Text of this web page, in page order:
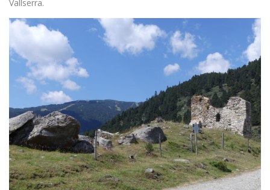
Vallserra.